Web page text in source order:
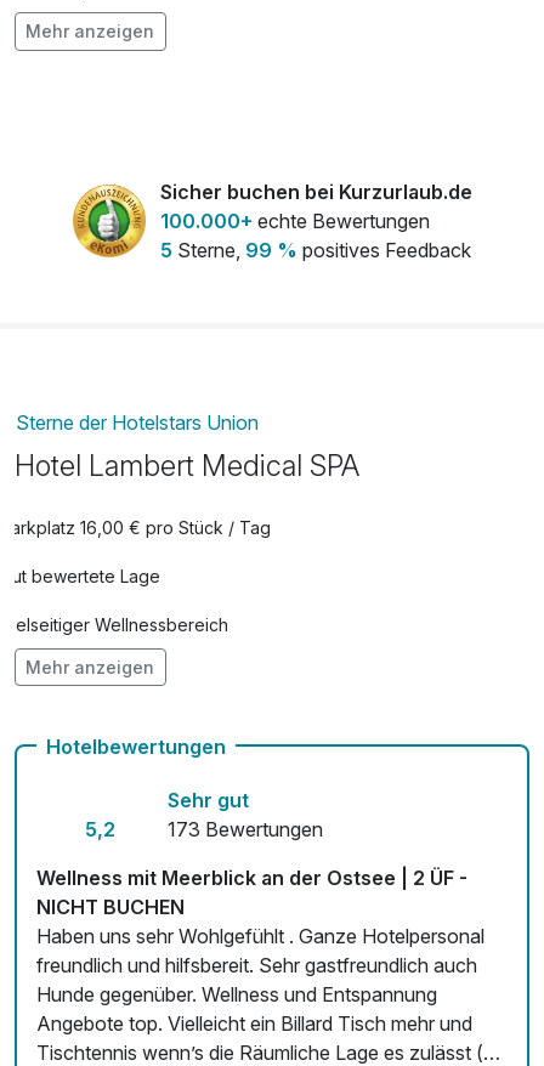
Ganzkörper-Schokoladenmassage
pro Stück (50 Minuten)
pro Stück (50 Minuten)
pro Stück (45 Minuten)
Obstkorb
pro Zimmer
pro Stück (25 Minuten)
Mehr anzeigen
Sicher buchen bei Kurzurlaub.de
100.000+ echte Bewertungen
5 Sterne, 99 % positives Feedback
Sterne der Hotelstars Union
Hotel Lambert Medical SPA
Parkplatz 16,00 € pro Stück / Tag
Gut bewertete Lage
Vielseitiger Wellnessbereich
Hunde im Hotel erlaubt für 30,00 € pro Stück / Tag
Kostenloses W-LAN
Mehr anzeigen
Hotelbewertungen
5,2
Sehr gut
173 Bewertungen
Wellness mit Meerblick an der Ostsee | 2 ÜF -
NICHT BUCHEN
Haben uns sehr Wohlgefühlt . Ganze Hotelpersonal
freundlich und hilfsbereit. Sehr gastfreundlich auch
Hunde gegenüber. Wellness und Entspannung
Angebote top. Vielleicht ein Billard Tisch mehr und
Tischtennis wenn’s die Räumliche Lage es zulässt (